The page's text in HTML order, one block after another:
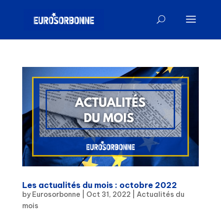
Les actualités du mois : octobre 2022
by Eurosorbonne Oct 31, 2022
Actualités du
mois